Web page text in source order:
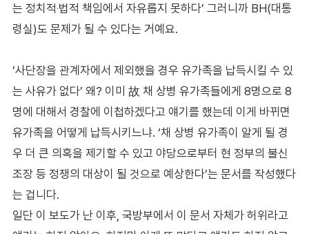
는 정치적‧법적 책임에서 자유롭지 못하다’ 그러니까 BH(대통
령실)도 문제가 될 수 있다는 거예요.
‘사단장을 관계자에서 제외했을 경우 유가족을 납득시킬 수 있
는 사유가 없다’ 왜? 이미 故 채 상병 유가족들에게 8명으로 8
명에 대해서 경찰에 이첩하겠다고 얘기를 했는데 이게 바뀌면
유가족을 어떻게 납득시키느냐. ‘채 상병 유가족이 알게 될 경
우 더 큰 의혹을 제기할 수 있고 야당으로부터 현 정부의 불신
조장 등 정쟁의 대상이 될 것으로 예상한다’는 문서를 작성했다
는 겁니다.
일단 이 보도가 난 이후, 국방부에서 이 문서 자체가 허위라고